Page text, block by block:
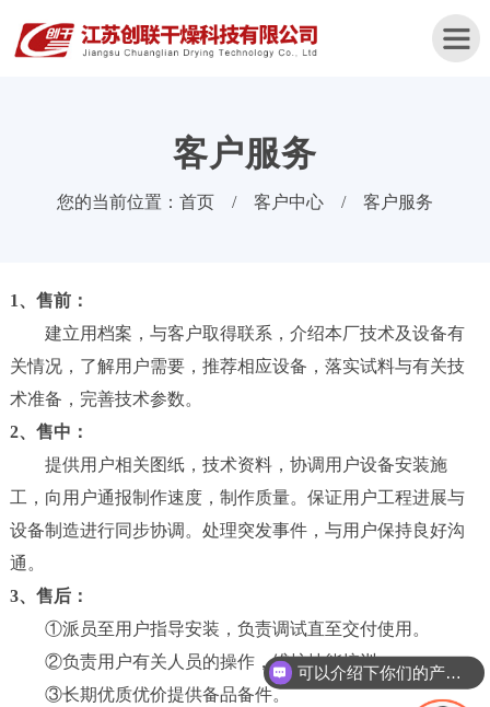
页
于
们
产
中
心
新
心
工
程
案
客户服务
您的当前位置： 首页 / 客户中心 / 客户服务
1、售前：
建立用档案，与客户取得联系，介绍本厂技术及设备有
关情况，了解用户需要，推荐相应设备，落实试料与有关技
术准备，完善技术参数。
2、售中：
提供用户相关图纸，技术资料，协调用户设备安装施
工，向用户通报制作速度，制作质量。保证用户工程进展与
设备制造进行同步协调。处理突发事件，与用户保持良好沟
通。
3、售后：
①派员至用户指导安装，负责调试直至交付使用。
②负责用户有关人员的操作，维护技能培训。
③长期优质优价提供备品备件。
可以介绍下你们的产品么